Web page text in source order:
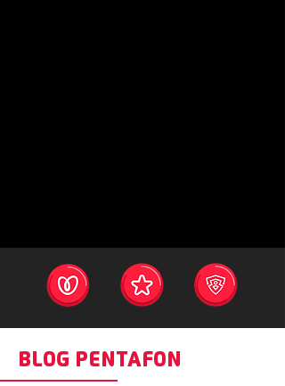
BLOG PENTAFON